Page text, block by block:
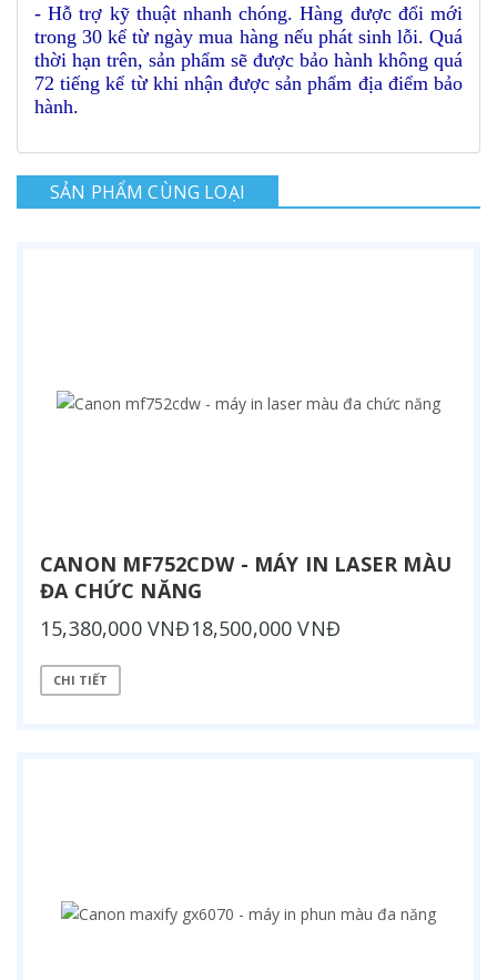
- Hỗ trợ kỹ thuật nhanh chóng. Hàng được đổi mới
trong 30 kể từ ngày mua hàng nếu phát sinh lỗi. Quá
thời hạn trên, sản phẩm sẽ được bảo hành không quá
72 tiếng kể từ khi nhận được sản phẩm địa điểm bảo
hành.
SẢN PHẨM CÙNG LOẠI
CANON MF752CDW - MÁY IN LASER MÀU
ĐA CHỨC NĂNG
15,380,000 VNĐ18,500,000 VNĐ
CHI TIẾT